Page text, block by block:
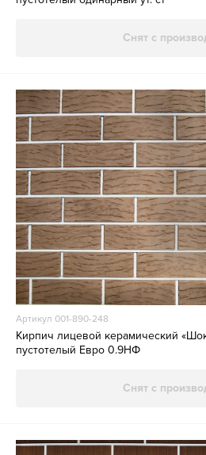
Снят с
Артикул 001-890-248
Кирпич лицевой керамический
пустотелый Евро 0.9НФ
Снят с